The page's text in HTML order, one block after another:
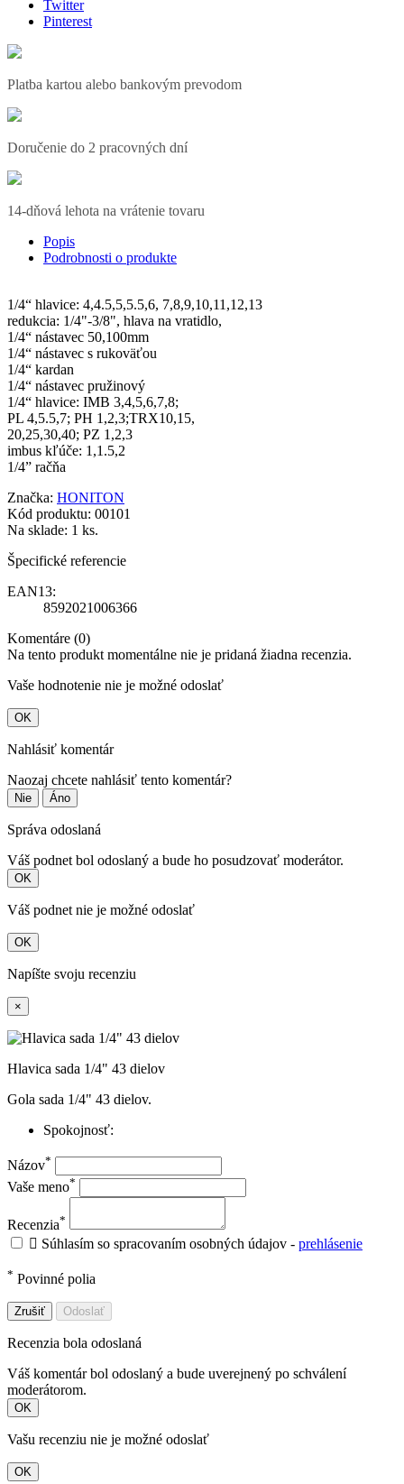
Twitter
Pinterest
Platba kartou alebo bankovým prevodom
Doručenie do 2 pracovných dní
14-dňová lehota na vrátenie tovaru
Popis
Podrobnosti o produkte
1/4“ hlavice: 4,4.5,5,5.5,6, 7,8,9,10,11,12,13
redukcia: 1/4"-3/8", hlava na vratidlo,
1/4“ nástavec 50,100mm
1/4“ nástavec s rukoväťou
1/4“ kardan
1/4“ nástavec pružinový
1/4“ hlavice: IMB 3,4,5,6,7,8;
PL 4,5.5,7; PH 1,2,3;TRX10,15,
20,25,30,40; PZ 1,2,3
imbus kľúče: 1,1.5,2
1/4” račňa
Značka: HONITON
Kód produktu: 00101
Na sklade: 1 ks.
Špecifické referencie
EAN13:
8592021006366
Komentáre (0)
Na tento produkt momentálne nie je pridaná žiadna recenzia.
Vaše hodnotenie nie je možné odoslať
OK
Nahlásiť komentár
Naozaj chcete nahlásiť tento komentár?
Nie Áno
Správa odoslaná
Váš podnet bol odoslaný a bude ho posudzovať moderátor.
OK
Váš podnet nie je možné odoslať
OK
Napíšte svoju recenziu
×
Hlavica sada 1/4" 43 dielov
Gola sada 1/4" 43 dielov.
Spokojnosť:
Názov*
Vaše meno*
Recenzia*
 Súhlasím so spracovaním osobných údajov - prehlásenie
* Povinné polia
Zrušiť Odoslať
Recenzia bola odoslaná
Váš komentár bol odoslaný a bude uverejnený po schválení
moderátorom.
OK
Vašu recenziu nie je možné odoslať
OK